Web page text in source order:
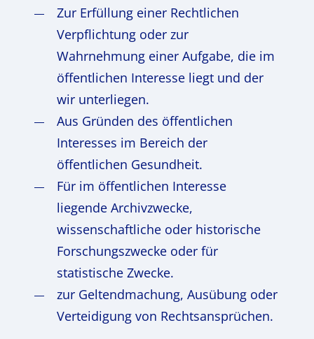
Zur Erfüllung einer Rechtlichen
Verpflichtung oder zur
Wahrnehmung einer Aufgabe, die im
öffentlichen Interesse liegt und der
wir unterliegen.
Aus Gründen des öffentlichen
Interesses im Bereich der
öffentlichen Gesundheit.
Für im öffentlichen Interesse
liegende Archivzwecke,
wissenschaftliche oder historische
Forschungszwecke oder für
statistische Zwecke.
zur Geltendmachung, Ausübung oder
Verteidigung von Rechtsansprüchen.